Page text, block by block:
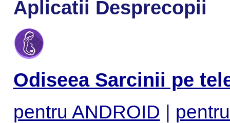
Aplicatii Desprecopii
Odiseea Sarcinii pe
pentru ANDROID |